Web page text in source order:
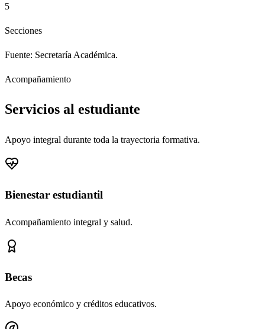
5
Secciones
Fuente: Secretaría Académica.
Acompañamiento
Servicios al estudiante
Apoyo integral durante toda la trayectoria formativa.
Bienestar estudiantil
Acompañamiento integral y salud.
Becas
Apoyo económico y créditos educativos.